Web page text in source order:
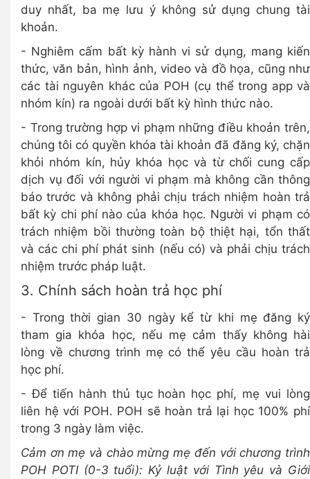
duy nhất, ba mẹ lưu ý không sử dụng chung tài
khoản.
- Nghiêm cấm bất kỳ hành vi sử dụng, mang kiến
thức, văn bản, hình ảnh, video và đồ họa, cũng như
các tài nguyên khác của POH (cụ thể trong app và
nhóm kín) ra ngoài dưới bất kỳ hình thức nào.
- Trong trường hợp vi phạm những điều khoản trên,
chúng tôi có quyền khóa tài khoản đã đăng ký, chặn
khỏi nhóm kín, hủy khóa học và từ chối cung cấp
dịch vụ đối với người vi phạm mà không cần thông
báo trước và không phải chịu trách nhiệm hoàn trả
bất kỳ chi phí nào của khóa học. Người vi phạm có
trách nhiệm bồi thường toàn bộ thiệt hại, tổn thất
và các chi phí phát sinh (nếu có) và phải chịu trách
nhiệm trước pháp luật.
3. Chính sách hoàn trả học phí
- Trong thời gian 30 ngày kể từ khi mẹ đăng ký
tham gia khóa học, nếu mẹ cảm thấy không hài
lòng về chương trình mẹ có thể yêu cầu hoàn trả
học phí.
- Để tiến hành thủ tục hoàn học phí, mẹ vui lòng
liên hệ với POH. POH sẽ hoàn trả lại học 100% phí
trong 3 ngày làm việc.
Cảm ơn mẹ và chào mừng mẹ đến với chương trình
POH POTI (0-3 tuổi): Kỷ luật với Tình yêu và Giới